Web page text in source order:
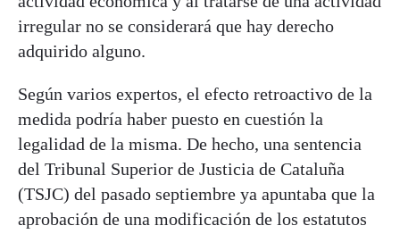
irregular no se considerará que hay derecho
adquirido alguno.
Según varios expertos, el efecto retroactivo de la
medida podría haber puesto en cuestión la
legalidad de la misma. De hecho, una sentencia
del Tribunal Superior de Justicia de Cataluña
(TSJC) del pasado septiembre ya apuntaba que la
aprobación de una modificación de los estatutos